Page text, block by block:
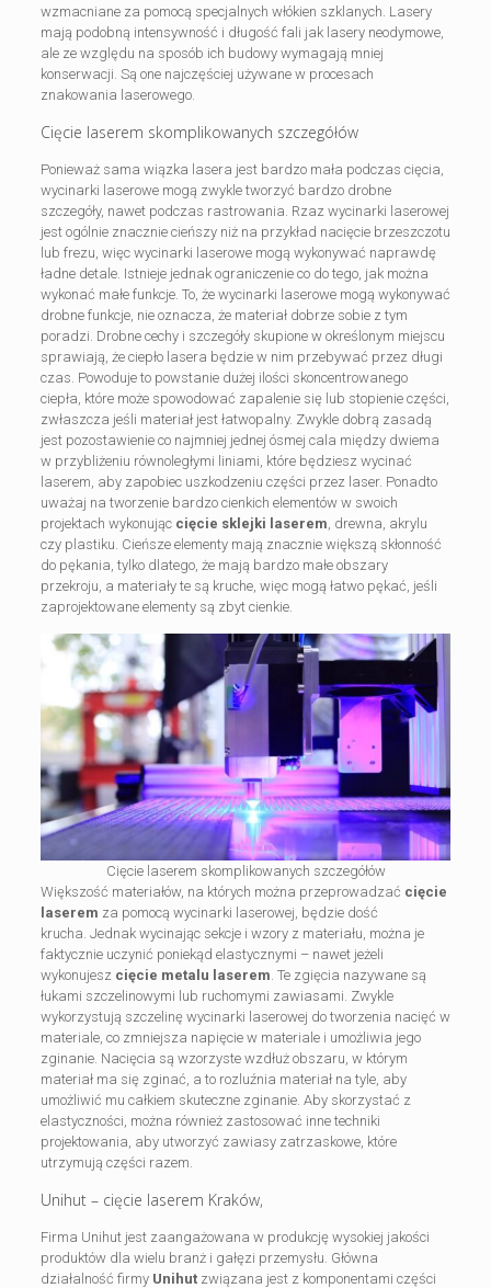
wzmacniane za pomocą specjalnych włókien szklanych. Lasery
mają podobną intensywność i długość fali jak lasery neodymowe,
ale ze względu na sposób ich budowy wymagają mniej
konserwacji. Są one najczęściej używane w procesach
znakowania laserowego.
Cięcie laserem skomplikowanych szczegółów
Ponieważ sama wiązka lasera jest bardzo mała podczas cięcia,
wycinarki laserowe mogą zwykle tworzyć bardzo drobne
szczegóły, nawet podczas rastrowania. Rzaz wycinarki laserowej
jest ogólnie znacznie cieńszy niż na przykład nacięcie brzeszczotu
lub frezu, więc wycinarki laserowe mogą wykonywać naprawdę
ładne detale. Istnieje jednak ograniczenie co do tego, jak można
wykonać małe funkcje. To, że wycinarki laserowe mogą wykonywać
drobne funkcje, nie oznacza, że materiał dobrze sobie z tym
poradzi. Drobne cechy i szczegóły skupione w określonym miejscu
sprawiają, że ciepło lasera będzie w nim przebywać przez długi
czas. Powoduje to powstanie dużej ilości skoncentrowanego
ciepła, które może spowodować zapalenie się lub stopienie części,
zwłaszcza jeśli materiał jest łatwopalny. Zwykle dobrą zasadą
jest pozostawienie co najmniej jednej ósmej cala między dwiema
w przybliżeniu równoległymi liniami, które będziesz wycinać
laserem, aby zapobiec uszkodzeniu części przez laser. Ponadto
uważaj na tworzenie bardzo cienkich elementów w swoich
projektach wykonując cięcie sklejki laserem, drewna, akrylu
czy plastiku. Cieńsze elementy mają znacznie większą skłonność
do pękania, tylko dlatego, że mają bardzo małe obszary
przekroju, a materiały te są kruche, więc mogą łatwo pękać, jeśli
zaprojektowane elementy są zbyt cienkie.
Cięcie laserem skomplikowanych szczegółów
Większość materiałów, na których można przeprowadzać cięcie
laserem za pomocą wycinarki laserowej, będzie dość
krucha. Jednak wycinając sekcje i wzory z materiału, można je
faktycznie uczynić poniekąd elastycznymi – nawet jeżeli
wykonujesz cięcie metalu laserem. Te zgięcia nazywane są
łukami szczelinowymi lub ruchomymi zawiasami. Zwykle
wykorzystują szczelinę wycinarki laserowej do tworzenia nacięć w
materiale, co zmniejsza napięcie w materiale i umożliwia jego
zginanie. Nacięcia są wzorzyste wzdłuż obszaru, w którym
materiał ma się zginać, a to rozluźnia materiał na tyle, aby
umożliwić mu całkiem skuteczne zginanie. Aby skorzystać z
elastyczności, można również zastosować inne techniki
projektowania, aby utworzyć zawiasy zatrzaskowe, które
utrzymują części razem.
Unihut – cięcie laserem Kraków,
Firma Unihut jest zaangażowana w produkcję wysokiej jakości
produktów dla wielu branż i gałęzi przemysłu. Główna
działalność firmy Unihutzwiązana jest z komponentami części